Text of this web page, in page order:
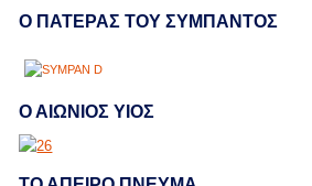
Ο ΠΑΤΕΡΑΣ ΤΟΥ ΣΥΜΠΑΝΤΟΣ
Ο ΑΙΩΝΙΟΣ ΥΙΟΣ